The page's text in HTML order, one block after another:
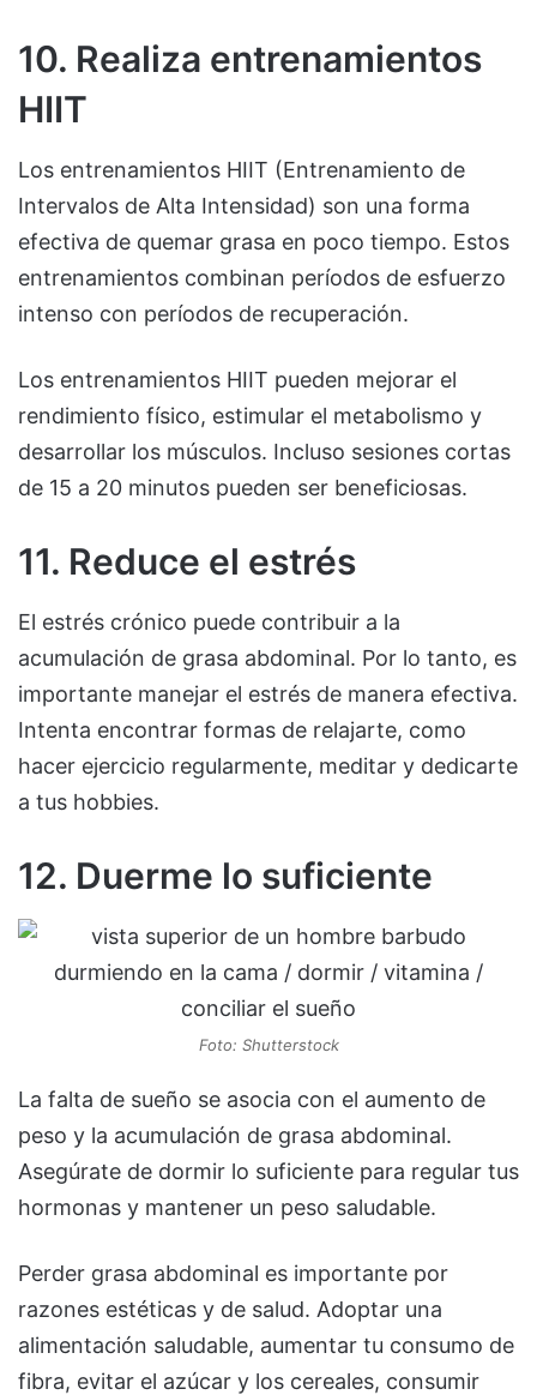
10. Realiza entrenamientos
HIIT
Los entrenamientos HIIT (Entrenamiento de
Intervalos de Alta Intensidad) son una forma
efectiva de quemar grasa en poco tiempo. Estos
entrenamientos combinan períodos de esfuerzo
intenso con períodos de recuperación.
Los entrenamientos HIIT pueden mejorar el
rendimiento físico, estimular el metabolismo y
desarrollar los músculos. Incluso sesiones cortas
de 15 a 20 minutos pueden ser beneficiosas.
11. Reduce el estrés
El estrés crónico puede contribuir a la
acumulación de grasa abdominal. Por lo tanto, es
importante manejar el estrés de manera efectiva.
Intenta encontrar formas de relajarte, como
hacer ejercicio regularmente, meditar y dedicarte
a tus hobbies.
12. Duerme lo suficiente
Foto: Shutterstock
La falta de sueño se asocia con el aumento de
peso y la acumulación de grasa abdominal.
Asegúrate de dormir lo suficiente para regular tus
hormonas y mantener un peso saludable.
Perder grasa abdominal es importante por
razones estéticas y de salud. Adoptar una
alimentación saludable, aumentar tu consumo de
fibra, evitar el azúcar y los cereales, consumir